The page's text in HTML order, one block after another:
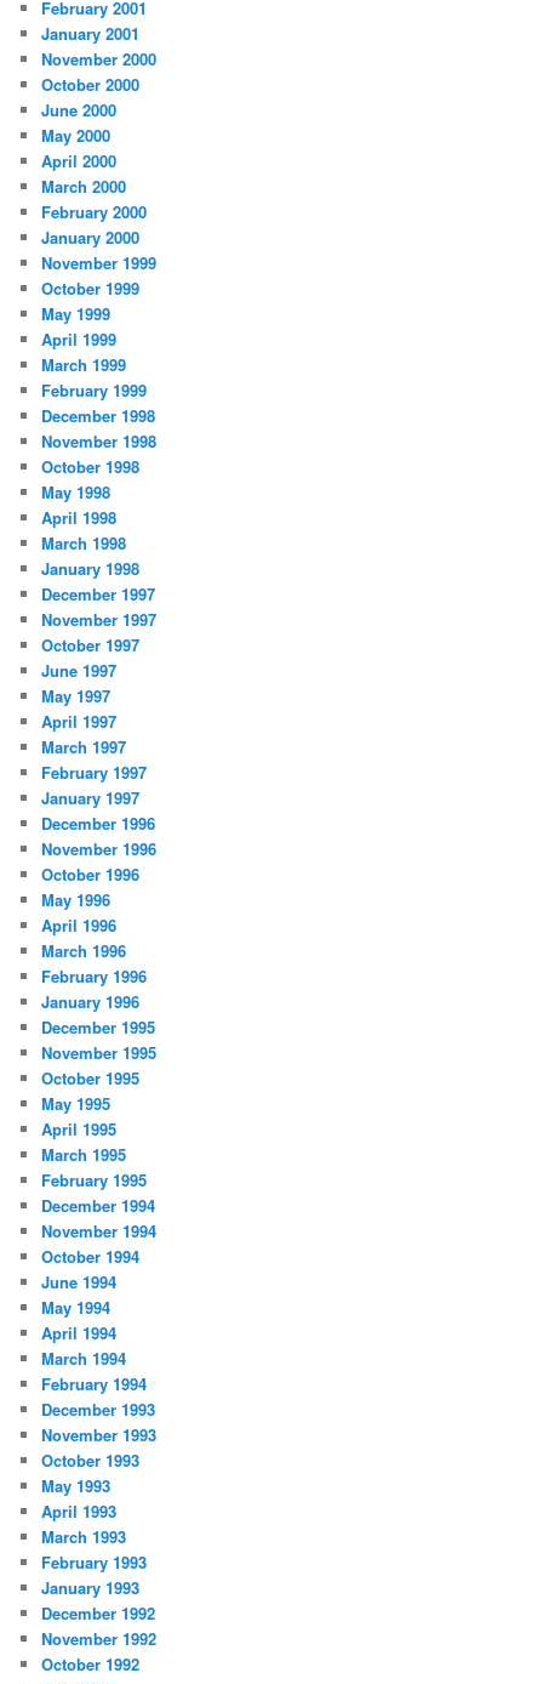
February 2001
January 2001
November 2000
October 2000
June 2000
May 2000
April 2000
March 2000
February 2000
January 2000
November 1999
October 1999
May 1999
April 1999
March 1999
February 1999
December 1998
November 1998
October 1998
May 1998
April 1998
March 1998
January 1998
December 1997
November 1997
October 1997
June 1997
May 1997
April 1997
March 1997
February 1997
January 1997
December 1996
November 1996
October 1996
May 1996
April 1996
March 1996
February 1996
January 1996
December 1995
November 1995
October 1995
May 1995
April 1995
March 1995
February 1995
December 1994
November 1994
October 1994
June 1994
May 1994
April 1994
March 1994
February 1994
December 1993
November 1993
October 1993
May 1993
April 1993
March 1993
February 1993
January 1993
December 1992
November 1992
October 1992